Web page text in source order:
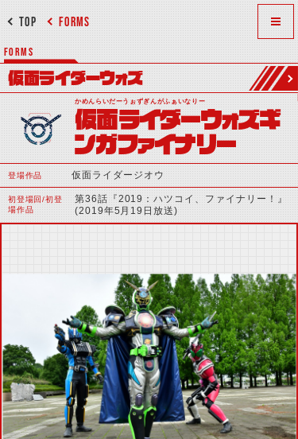
FORMS
TOP
FORMS
仮面ライダーウォズ
かめんらいだーうぉずぎんがふぁいなりー
仮面ライダーウォズギ
ンガファイナリー
登場作品 仮面ライダージオウ
初登場回/初登
場作品
第36話『2019：ハツコイ、ファイナリー！』
(2019年5月19日放送)